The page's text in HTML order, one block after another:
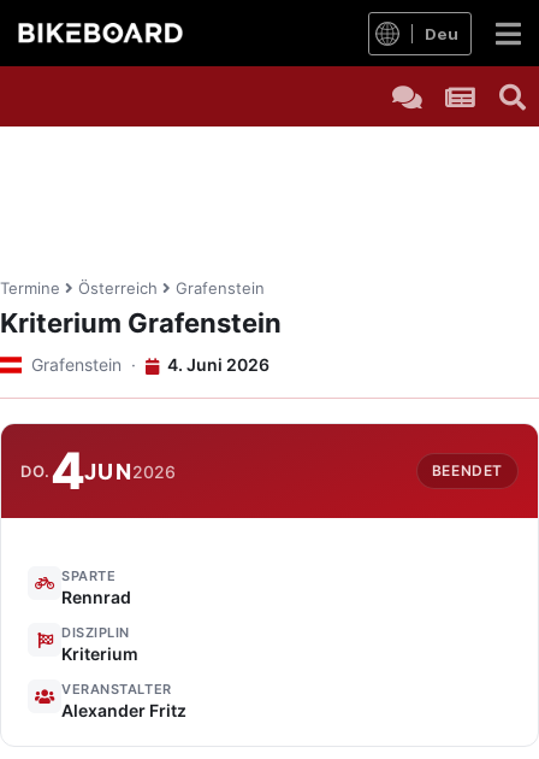
Deu
Termine Österreich Grafenstein
Kriterium Grafenstein
Grafenstein · 4. Juni 2026
DO.4JUN2026 BEENDET
SPARTE
Rennrad
DISZIPLIN
Kriterium
VERANSTALTER
Alexander Fritz